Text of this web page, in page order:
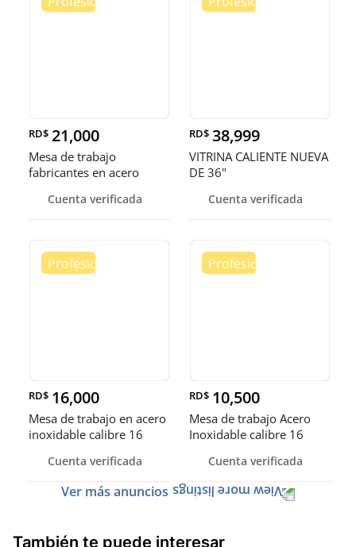
RD$ 21,000
Mesa de trabajo
fabricantes en acero
Cuenta verificada
RD$ 38,999
VITRINA CALIENTE NUEVA
DE 36"
Cuenta verificada
RD$ 16,000
Mesa de trabajo en acero
inoxidable calibre 16
Cuenta verificada
RD$ 10,500
Mesa de trabajo Acero
Inoxidable calibre 16
Cuenta verificada
Ver más anuncios
También te puede interesar